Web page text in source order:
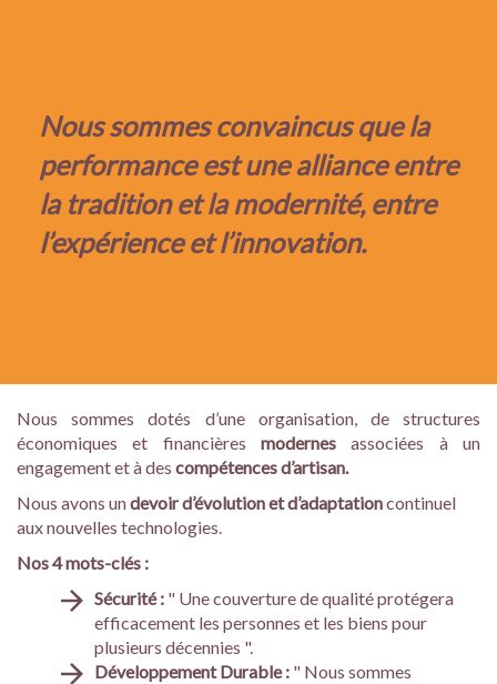
Nous sommes convaincus que la
performance est une alliance entre
la tradition et la modernité, entre
l’expérience et l’innovation.
Nous sommes dotés d’une organisation, de structures
économiques et financières modernes associées à un
engagement et à des compétences d’artisan.
Nous avons undevoir d’évolution et d’adaptationcontinuel
aux nouvelles technologies.
Nos 4 mots-clés :
Sécurité : " Une couverture de qualité protégera
efficacement les personnes et les biens pour
plusieurs décennies ".
Développement Durable : " Nous sommes